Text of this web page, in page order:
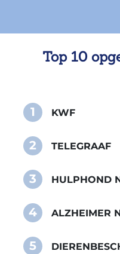
Top 10
1 KWF
2 TELEGRAAF
3 HULPHOND
4 ALZHEIMER
5